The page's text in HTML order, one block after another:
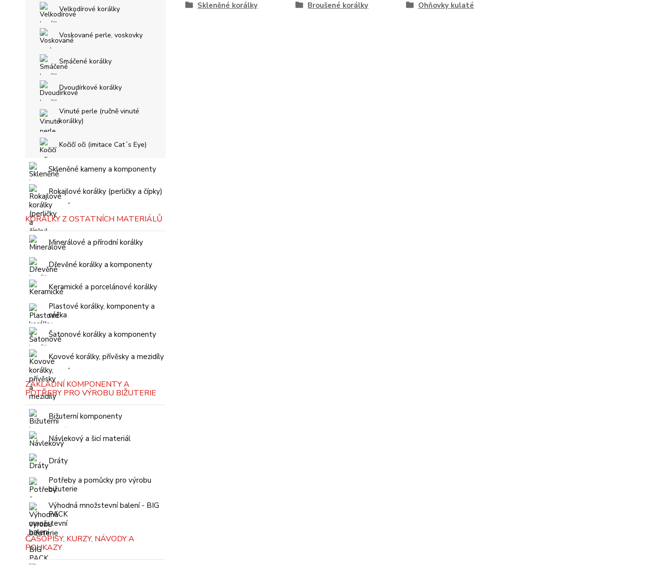
Velkodírové korálky
Voskované perle, voskovky
Smáčené korálky
Dvoudírkové korálky
Vinuté perle (ručně vinuté
korálky)
Kočičí oči (imitace Cat´s Eye)
Skleněné kameny a komponenty
Rokajlové korálky (perličky a čípky)
KORÁLKY Z OSTATNÍCH MATERIÁLŮ
Minerálové a přírodní korálky
Dřevěné korálky a komponenty
Keramické a porcelánové korálky
Plastové korálky, komponenty a
céčka
Šatonové korálky a komponenty
Kovové korálky, přívěsky a mezidíly
ZÁKLADNÍ KOMPONENTY A
POTŘEBY PRO VÝROBU BIŽUTERIE
Bižuterní komponenty
Návlekový a šicí materiál
Dráty
Potřeby a pomůcky pro výrobu
bižuterie
Výhodná množstevní balení - BIG
PACK
ČASOPISY, KURZY, NÁVODY A
POUKAZY
Skleněné korálky Broušené korálky Ohňovky kulaté